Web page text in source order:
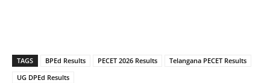
TAGS BPEd Results PECET 2026 Results
Telangana PECET Results
UG DPEd Results